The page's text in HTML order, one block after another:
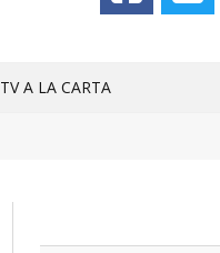
TV A LA CARTA